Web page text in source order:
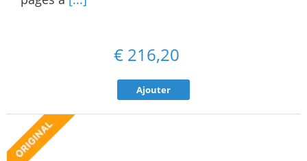
€ 216,20
Ajouter